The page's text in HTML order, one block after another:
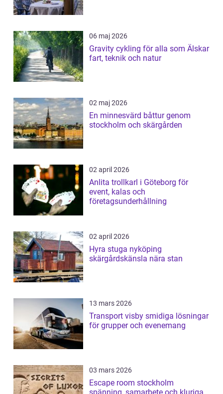
06 maj 2026
Gravity cykling för alla som Älskar
fart, teknik och natur
02 maj 2026
En minnesvärd båttur genom
stockholm och skärgården
02 april 2026
Anlita trollkarl i Göteborg för
event, kalas och
företagsunderhållning
02 april 2026
Hyra stuga nyköping
skärgårdskänsla nära stan
13 mars 2026
Transport visby smidiga lösningar
för grupper och evenemang
03 mars 2026
Escape room stockholm